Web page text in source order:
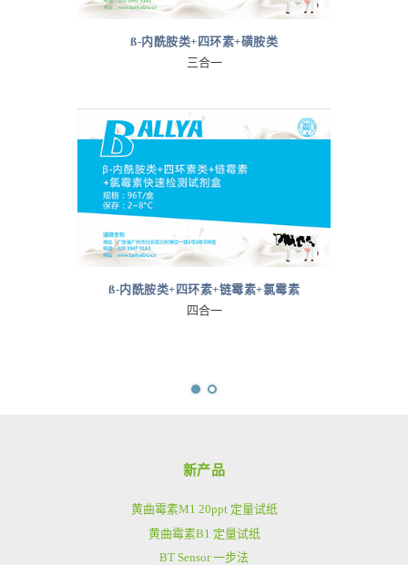
ß-内酰胺类+四环素+磺胺类
三合一
ß-内酰胺类+四环素+链霉素+氯霉素
四合一
新产品
黄曲霉素M1 20ppt 定量试纸
黄曲霉素B1 定量试纸
BT Sensor 一步法